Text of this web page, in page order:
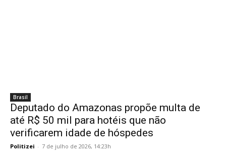
Brasil
Deputado do Amazonas propõe multa de
até R$ 50 mil para hotéis que não
verificarem idade de hóspedes
Politizei - 7 de julho de 2026, 14:23h